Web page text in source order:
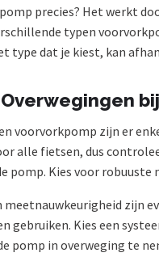
precies? Het werkt
typen
type dat je kiest, kan
voorvorkpomp zijn er
alle fietsen, dus
pomp. Kies voor
zijn
gebruiken. Kies een
pomp in overweging te